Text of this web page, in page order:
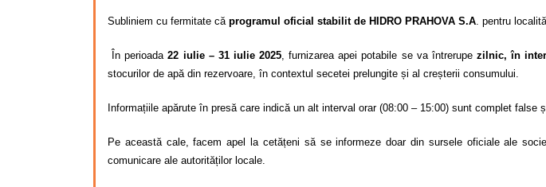
Subliniem cu fermitate că programul oficial stabilit de HIDRO PRAHOVA S.A . pentru
În perioada22 iulie – 31 iulie 2025 , furnizarea apei potabile se va întrerupezilnic, în
stocurilor de apă din rezervoare, în contextul secetei prelungite și al creșterii consumului.
Informațiile apărute în presă care indică un alt interval orar (08:00 – 15:00) sunt complet false
Pe această cale, facem apel la cetățeni să se informeze doar din sursele oficiale ale
comunicare ale autorităților locale.